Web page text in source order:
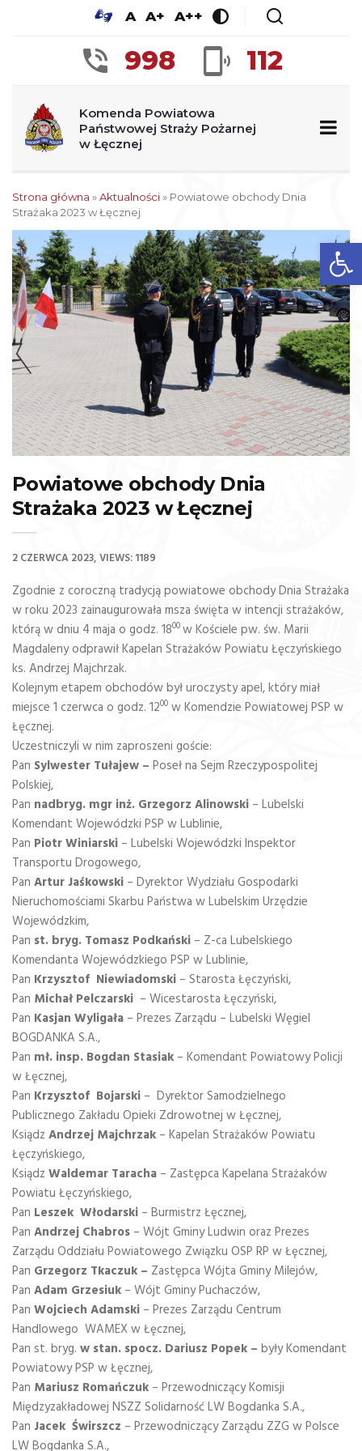
A A+ A++
998 112
Komenda Powiatowa
Państwowej Straży Pożarnej
w Łęcznej
Strona główna »Aktualności» Powiatowe obchody Dnia
Strażaka 2023 w Łęcznej
Powiatowe obchody Dnia
Strażaka 2023 w Łęcznej
2 CZERWCA 2023 VIEWS: 1189
Zgodnie z coroczną tradycją powiatowe obchody Dnia Strażaka
w roku 2023 zainaugurowała msza święta w intencji strażaków,
którą w dniu 4 maja o godz. 1800w Kościele pw. św. Marii
Magdaleny odprawił Kapelan Strażaków Powiatu Łęczyńskiego
ks. Andrzej Majchrzak.
Kolejnym etapem obchodów był uroczysty apel, który miał
miejsce 1 czerwca o godz. 1200 w Komendzie Powiatowej PSP w
Łęcznej.
Uczestniczyli w nim zaproszeni goście:
Pan Sylwester Tułajew – Poseł na Sejm Rzeczypospolitej
Polskiej,
Pan nadbryg. mgr inż. Grzegorz Alinowski – Lubelski
Komendant Wojewódzki PSP w Lublinie,
Pan Piotr Winiarski – Lubelski Wojewódzki Inspektor
Transportu Drogowego,
Pan Artur Jaśkowski – Dyrektor Wydziału Gospodarki
Nieruchomościami Skarbu Państwa w Lubelskim Urzędzie
Wojewódzkim,
Pan st. bryg. Tomasz Podkański – Z-ca Lubelskiego
Komendanta Wojewódzkiego PSP w Lublinie,
Pan Krzysztof Niewiadomski – Starosta Łęczyński,
Pan Michał Pelczarski – Wicestarosta Łęczyński,
Pan Kasjan Wyligała – Prezes Zarządu – Lubelski Węgiel
BOGDANKA S.A.,
Pan mł. insp. Bogdan Stasiak – Komendant Powiatowy Policji
w Łęcznej,
Pan Krzysztof Bojarski – Dyrektor Samodzielnego
Publicznego Zakładu Opieki Zdrowotnej w Łęcznej,
Ksiądz Andrzej Majchrzak – Kapelan Strażaków Powiatu
Łęczyńskiego,
Ksiądz Waldemar Taracha – Zastępca Kapelana Strażaków
Powiatu Łęczyńskiego,
Pan Leszek Włodarski – Burmistrz Łęcznej,
Pan Andrzej Chabros – Wójt Gminy Ludwin oraz Prezes
Zarządu Oddziału Powiatowego Związku OSP RP w Łęcznej,
Pan Grzegorz Tkaczuk – Zastępca Wójta Gminy Milejów,
Pan Adam Grzesiuk – Wójt Gminy Puchaczów,
Pan Wojciech Adamski – Prezes Zarządu Centrum
Handlowego WAMEX w Łęcznej,
Pan st. bryg. w stan. spocz. Dariusz Popek – były Komendant
Powiatowy PSP w Łęcznej,
Pan Mariusz Romańczuk – Przewodniczący Komisji
Międzyzakładowej NSZZ Solidarność LW Bogdanka S.A.,
Pan Jacek Świrszcz – Przewodniczący Zarządu ZZG w Polsce
LW Bogdanka S.A.,